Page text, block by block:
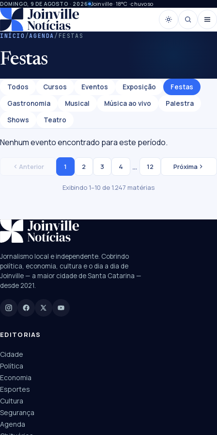
DOMINGO, 9 DE AGOSTO · 2026 Joinville · 18°C · chuvoso
INÍCIO /AGENDA / FESTAS
Festas
Todos Cursos Eventos Exposição
Festas
Gastronomia
Musical Música ao vivo
Palestra
Shows
Teatro
Nenhum evento encontrado para este período.
Anterior 1 2 3 4 … 12 Próxima
Exibindo 1–10 de 1.247 matérias
SUGESTÕES: JEC
Câmara
UPA Sul
Manchetes, colunistas e editorias do JN
Jornalismo local e independente. Cobrindo
política, economia, cultura e o dia a dia de
Joinville — a maior cidade de Santa Catarina —
desde 2021.
EDITORIAS
Cidade
Política
Economia
Esportes
Cultura
Segurança
Agenda